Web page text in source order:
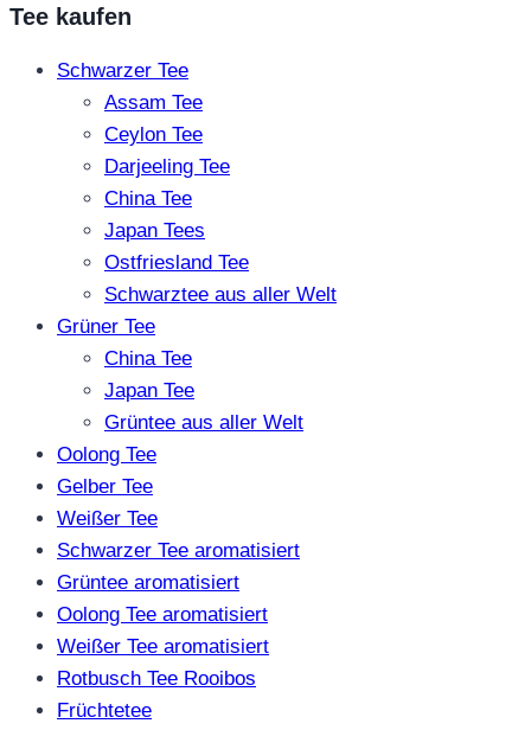
Tee kaufen
Schwarzer Tee
Assam Tee
Ceylon Tee
Darjeeling Tee
China Tee
Japan Tees
Ostfriesland Tee
Schwarztee aus aller Welt
Grüner Tee
China Tee
Japan Tee
Grüntee aus aller Welt
Oolong Tee
Gelber Tee
Weißer Tee
Schwarzer Tee aromatisiert
Grüntee aromatisiert
Oolong Tee aromatisiert
Weißer Tee aromatisiert
Rotbusch Tee Rooibos
Früchtetee